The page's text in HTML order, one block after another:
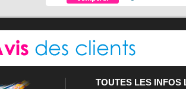
TOUTES LES INFOS